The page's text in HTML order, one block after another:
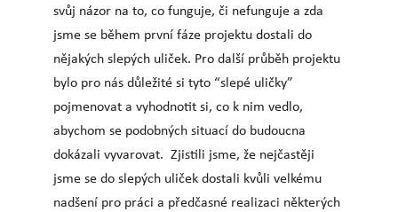
svůj názor na to, co funguje, či nefunguje a zda
jsme se během první fáze projektu dostali do
nějakých slepých uliček. Pro další průběh projektu
bylo pro nás důležité si tyto “slepé uličky”
pojmenovat a vyhodnotit si, co k nim vedlo,
abychom se podobných situací do budoucna
dokázali vyvarovat. Zjistili jsme, že nejčastěji
jsme se do slepých uliček dostali kvůli velkému
nadšení pro práci a předčasné realizaci některých